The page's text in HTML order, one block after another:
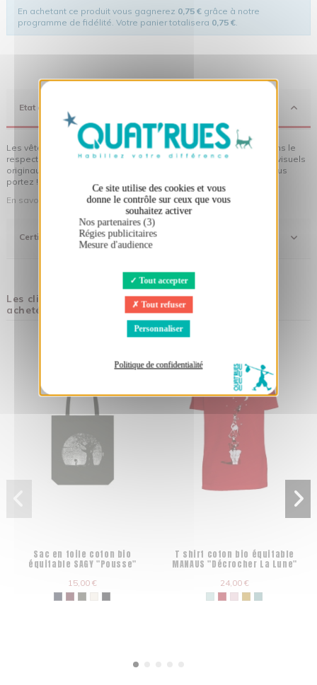
Ce site utilise des cookies et vous
donne le contrôle sur ceux que vous
souhaitez activer
Nos partenaires (3)
Régies publicitaires
Mesure d'audience
Tout accepter
Tout refuser
Personnaliser
Politique de confidentialité
En achetant ce produit vous gagnerez 0,75 € grâce à notre
programme de fidélité. Votre panier totalisera 0,75 €
Etat d'Esprit
Les vêtements Quat'rues sont en coton biologique, fabriqués dans le
respect de l'homme et de son environnement... sans oublier des visuels
originaux qui donnent encore plus de sens aux vêtements que vous
portez !
En savoir plus sur notre démarche
Certifications
Les clients qui ont acheté ce produit ont également
acheté :
Sac en toile coton bio
équitable SAGY "Pousse"
15,00 €
T shirt coton bio équitable
MANAUS "Décrocher La Lune"
24,00 €